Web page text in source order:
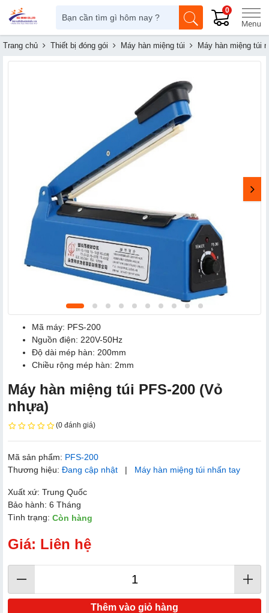
0
Trang chủ Thiết bị đóng gói Máy hàn miệng túi Máy hàn miệng túi
Mã máy: PFS-200
Nguồn điện: 220V-50Hz
Độ dài mép hàn: 200mm
Chiều rộng mép hàn: 2mm
Máy hàn miệng túi PFS-200 (Vỏ
nhựa)
(0 đánh giá)
Mã sản phẩm: PFS-200
Thương hiệu: Đang cập nhật | Máy hàn miệng túi nhấn tay
Xuất xứ: Trung Quốc
Bảo hành: 6 Tháng
Tình trạng: Còn hàng
Giá: Liên hệ
Thêm vào giỏ hàng